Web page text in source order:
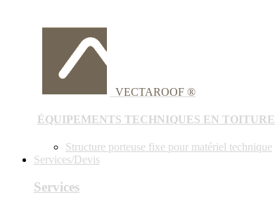
VECTAROOF ®
ÉQUIPEMENTS TECHNIQUES EN TOITURE
Structure porteuse fixe pour matériel technique
Services/Devis
Services